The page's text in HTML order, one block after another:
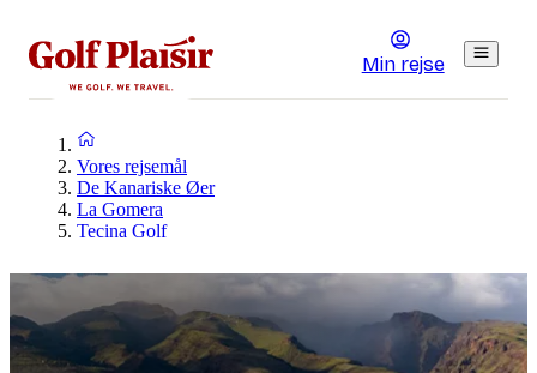
Min rejse
Vores rejsemål
De Kanariske Øer
La Gomera
Tecina Golf